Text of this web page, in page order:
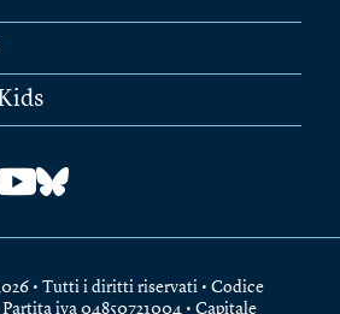
• Tutti i diritti riservati • Codice
iva 04850721004 • Capitale